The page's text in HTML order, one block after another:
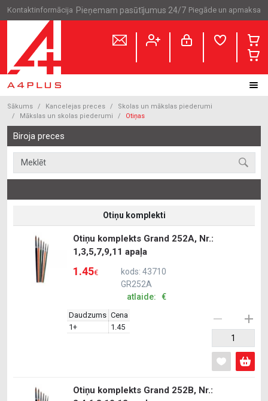
Kontaktinformācija Pieņemam pasūtījumus 24/7 Piegāde un apmaksa
Sākums Kancelejas preces
Skolas un mākslas piederumi
Mākslas un skolas piederumi
Otiņas
Biroja preces
Otiņu komplekti
Otiņu komplekts Grand 252A, Nr.:
1,3,5,7,9,11 apaļa
1.45€
kods: 43710
GR252A
atlaide: €
Daudzums Cena
1+
1.45
Otiņu komplekts Grand 252B, Nr.: